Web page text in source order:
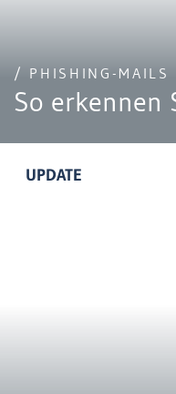
/ PHISHING-MAILS
So erkennen
UPDATE